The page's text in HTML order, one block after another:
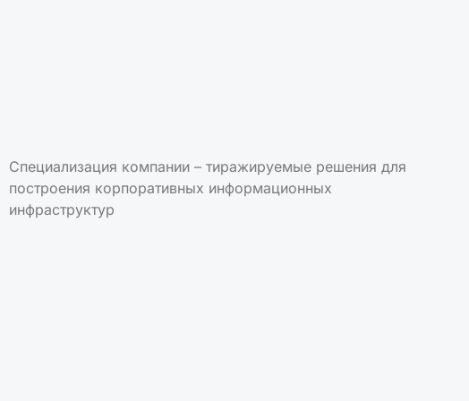
Специализация компании – тиражируемые решения для
построения корпоративных информационных
инфраструктур